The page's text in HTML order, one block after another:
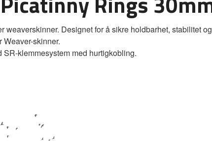
weaverskinner. Designet for å sikre holdbarhet, stabilitet
skinner.
klemmesystem med hurtigkobling.